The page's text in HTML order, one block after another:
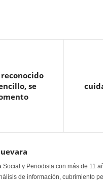
se
Social y Periodista con más de 11
de información, cubrimiento